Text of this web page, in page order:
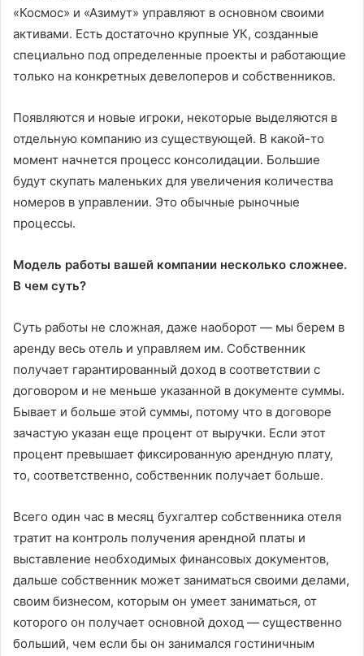
«Космос» и «Азимут» управляют в основном своими
активами. Есть достаточно крупные УК, созданные
специально под определенные проекты и работающие
только на конкретных девелоперов и собственников.
Появляются и новые игроки, некоторые выделяются в
отдельную компанию из существующей. В какой-то
момент начнется процесс консолидации. Большие
будут скупать маленьких для увеличения количества
номеров в управлении. Это обычные рыночные
процессы.
Модель работы вашей компании несколько сложнее.
В чем суть?
Суть работы не сложная, даже наоборот — мы берем в
аренду весь отель и управляем им. Собственник
получает гарантированный доход в соответствии с
договором и не меньше указанной в документе суммы.
Бывает и больше этой суммы, потому что в договоре
зачастую указан еще процент от выручки. Если этот
процент превышает фиксированную арендную плату,
то, соответственно, собственник получает больше.
Всего один час в месяц бухгалтер собственника отеля
тратит на контроль получения арендной платы и
выставление необходимых финансовых документов,
дальше собственник может заниматься своими делами,
своим бизнесом, которым он умеет заниматься, от
которого он получает основной доход — существенно
больший, чем если бы он занимался гостиничным